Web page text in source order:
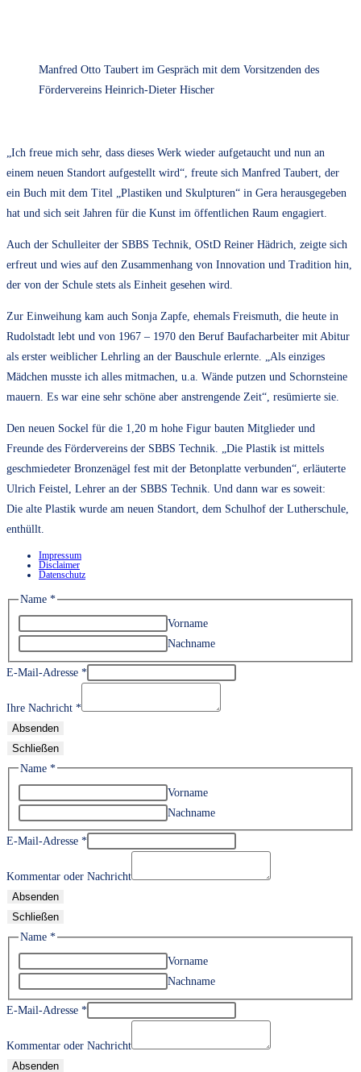
Manfred Otto Taubert im Gespräch mit dem Vorsitzenden des
Fördervereins Heinrich-Dieter Hischer
„Ich freue mich sehr, dass dieses Werk wieder aufgetaucht und nun an
einem neuen Standort aufgestellt wird“, freute sich Manfred Taubert, der
ein Buch mit dem Titel „Plastiken und Skulpturen“ in Gera herausgegeben
hat und sich seit Jahren für die Kunst im öffentlichen Raum engagiert.
Auch der Schulleiter der SBBS Technik, OStD Reiner Hädrich, zeigte sich
erfreut und wies auf den Zusammenhang von Innovation und Tradition hin,
der von der Schule stets als Einheit gesehen wird.
Zur Einweihung kam auch Sonja Zapfe, ehemals Freismuth, die heute in
Rudolstadt lebt und von 1967 – 1970 den Beruf Baufacharbeiter mit Abitur
als erster weiblicher Lehrling an der Bauschule erlernte. „Als einziges
Mädchen musste ich alles mitmachen, u.a. Wände putzen und Schornsteine
mauern. Es war eine sehr schöne aber anstrengende Zeit“, resümierte sie.
Den neuen Sockel für die 1,20 m hohe Figur bauten Mitglieder und
Freunde des Fördervereins der SBBS Technik. „Die Plastik ist mittels
geschmiedeter Bronzenägel fest mit der Betonplatte verbunden“, erläuterte
Ulrich Feistel, Lehrer an der SBBS Technik. Und dann war es soweit:
Die alte Plastik wurde am neuen Standort, dem Schulhof der Lutherschule,
enthüllt.
Impressum
Disclaimer
Datenschutz
Name *
Vorname
Nachname
E-Mail-Adresse *
Ihre Nachricht *
Absenden
Schließen
Name *
Vorname
Nachname
E-Mail-Adresse *
Kommentar oder Nachricht
Absenden
Schließen
Name *
Vorname
Nachname
E-Mail-Adresse *
Kommentar oder Nachricht
Absenden